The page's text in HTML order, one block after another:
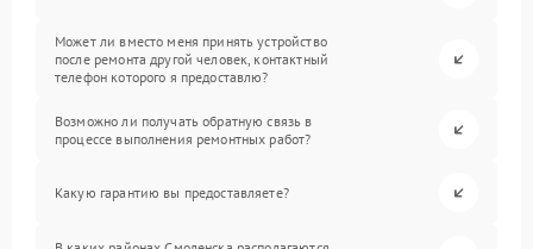
Может ли вместо меня принять устройство
после ремонта другой человек, контактный
телефон которого я предоставлю?
Возможно ли получать обратную связь в
процессе выполнения ремонтных работ?
Какую гарантию вы предоставляете?